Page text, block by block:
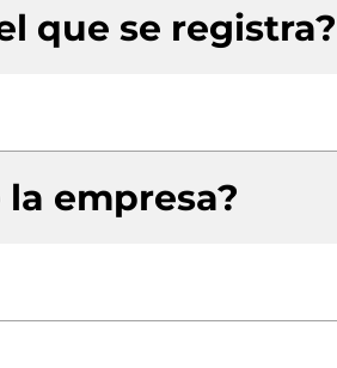
que se registra?
empresa?